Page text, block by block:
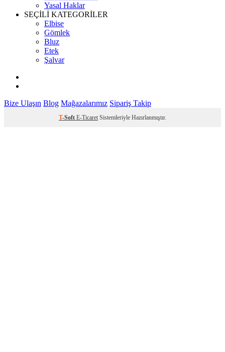
Yasal Haklar
SEÇİLİ KATEGORİLER
Elbise
Gömlek
Bluz
Etek
Şalvar
Bize Ulaşın Blog Mağazalarımız Sipariş Takip
T-Soft E-Ticaret Sistemleriyle Hazırlanmıştır.